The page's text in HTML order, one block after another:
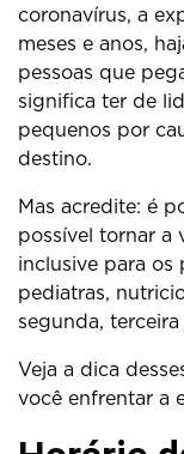
coronavírus, a
meses e anos,
pessoas que
significa ter de
pequenos por
destino.
Mas acredite: é
possível tornar a
inclusive para os
pediatras,
segunda,
Veja a dica
você enfrentar a